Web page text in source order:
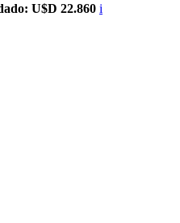
U$D 22.860 i